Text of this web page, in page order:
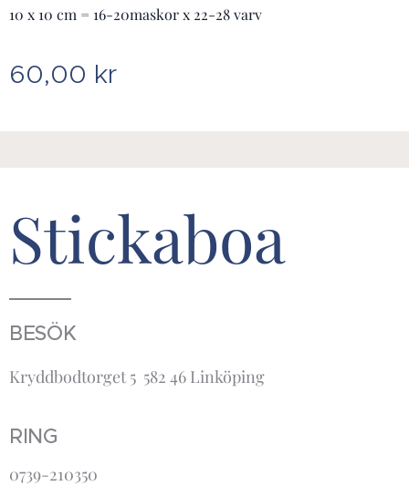
10 x 10 cm = 16-20maskor x 22-28 varv
60,00 kr
Stickaboa
BESÖK
Kryddbodtorget 5 582 46 Linköping
RING
0739-210350